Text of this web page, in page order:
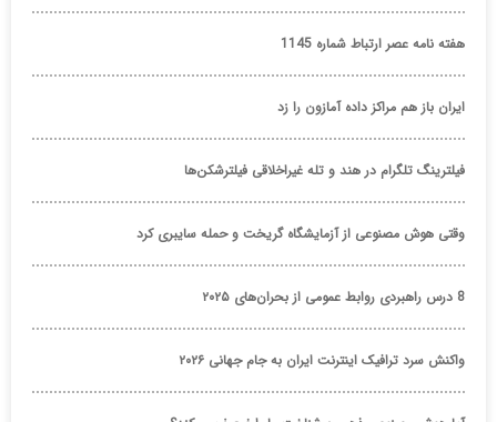
هفته نامه عصر ارتباط شماره 1145
ایران باز هم مراکز داده آمازون را زد
فیلترینگ تلگرام در هند و تله غیراخلاقی فیلترشکن‌ها
وقتی هوش مصنوعی از آزمایشگاه گریخت و حمله سایبری کرد
8 درس راهبردی روابط عمومی از بحران‌های ۲۰۲۵
واکنش سرد ترافیک اینترنت ایران به جام جهانی ۲۰۲۶